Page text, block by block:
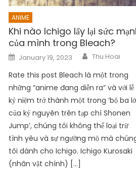
ANIME
Khi nào Ichigo lấy lại sức
của mình trong Bleach?
Posted
on
January 19, 2023 Author
Thu Hoai
Rate this post Bleach là một trong
những “anime đang diễn ra” và với lễ
kỷ niệm trở thành một trong ‘bộ ba
của kỷ nguyên trên tạp chí Shonen
Jump’, chúng tôi không thể loại trừ
tình yêu và sự ngưỡng mộ mà
tôi dành cho Ichigo. Ichigo Kurosaki
(nhân vật chính) […]